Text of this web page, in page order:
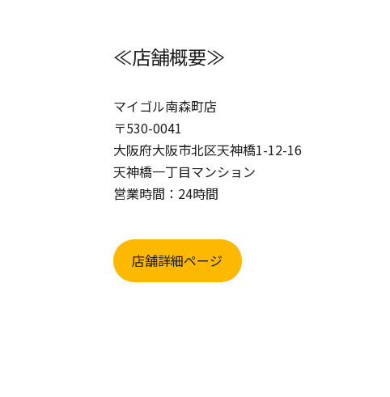
≪店舗概要≫
マイゴル南森町店
〒530-0041
大阪府大阪市北区天神橋1-12-16
天神橋一丁目マンション
営業時間：24時間
店舗詳細ページ